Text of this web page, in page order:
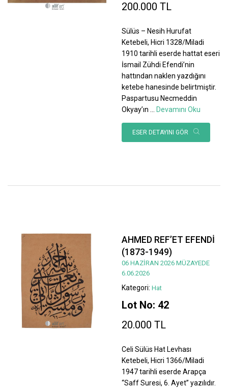
200.000 TL
Sülüs – Nesih Hurufat
Ketebeli, Hicri 1328/Miladi
1910 tarihli eserde hattat eseri
İsmail Zühdi Efendi’nin
hattından naklen yazdığını
ketebe hanesinde belirtmiştir.
Paspartusu Necmeddin
Okyay’ın
Devamını Oku
ESER DETAYINI GÖR
AHMED REF’ET EFENDİ
(1873-1949)
06 HAZİRAN 2026 MÜZAYEDE
6.06.2026
Kategori: Hat
Lot No: 42
20.000 TL
Celi Sülüs Hat Levhası
Ketebeli, Hicri 1366/Miladi
1947 tarihli eserde Arapça
“Saff Suresi, 6. Ayet” yazılıdır.